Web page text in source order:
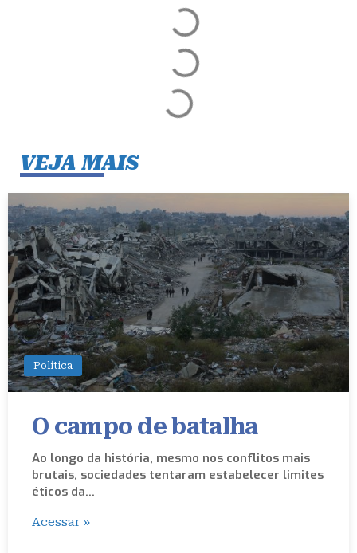
VEJA MAIS
Política
O campo de batalha
Ao longo da história, mesmo nos conflitos mais
brutais, sociedades tentaram estabelecer limites
éticos da…
Acessar »